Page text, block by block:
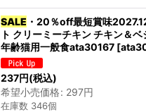
SALE ・20％off最短賞味
ト クリーミーチキン チキン＆
年齢猫用一般食ata30167 [
237円(税込)
希望小売価格: 297円
在庫数 346個